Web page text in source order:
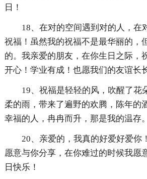
日！
18、在对的空间遇到对的人，在
祝福！虽然我的祝福不是最华丽的，
的。我亲爱的朋友，在你生日之际，
开心！学业有成！也愿我们的友谊长
19、祝福是轻轻的风，吹醒了花
柔的雨，带来了遍野的欢腾，陈年的
幸福的人，冉冉而升，那是我的温存
20、亲爱的，我真的好爱好爱你
愿意与你分享，在你难过的时候我愿
日快乐！